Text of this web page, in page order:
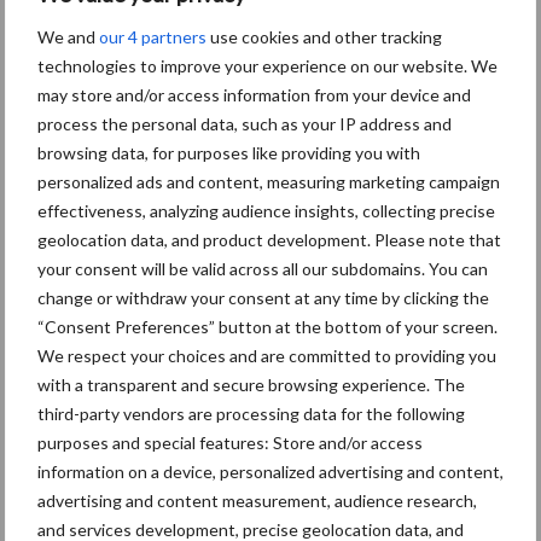
We and our 4 partners use cookies and other tracking
technologies to improve your experience on our website. We
may store and/or access information from your device and
process the personal data, such as your IP address and
browsing data, for purposes like providing you with
personalized ads and content, measuring marketing campaign
effectiveness, analyzing audience insights, collecting precise
geolocation data, and product development. Please note that
your consent will be valid across all our subdomains. You can
change or withdraw your consent at any time by clicking the
“Consent Preferences” button at the bottom of your screen.
We respect your choices and are committed to providing you
with a transparent and secure browsing experience. The
third-party vendors are processing data for the following
purposes and special features: Store and/or access
information on a device, personalized advertising and content,
advertising and content measurement, audience research,
and services development, precise geolocation data, and
Primaire
Sidebar
Recent nieuws Partner nieuws
Hervorming flexibele
arbeidscontracten kent mitsen en
maren
29 dec
Freddy van de Ridder Cleaners:
“Glazenwassen zit in m’n bloed,
maar innoveren is mijn toekomst”
24 dec
Friendship Sports Centre maakt
vrienden voor het leven